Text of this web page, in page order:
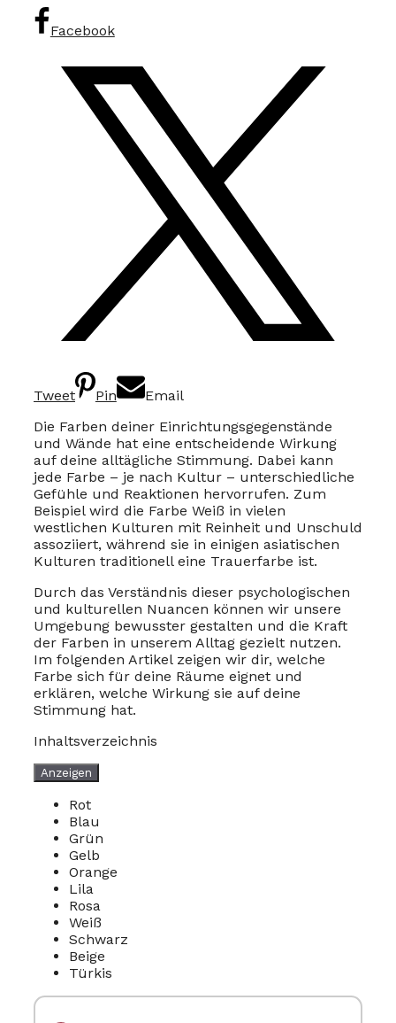
Facebook
Tweet Pin
Email
Die Farben deiner Einrichtungsgegenstände
und Wände hat eine entscheidende Wirkung
auf deine alltägliche Stimmung. Dabei kann
jede Farbe – je nach Kultur – unterschiedliche
Gefühle und Reaktionen hervorrufen. Zum
Beispiel wird die Farbe Weiß in vielen
westlichen Kulturen mit Reinheit und Unschuld
assoziiert, während sie in einigen asiatischen
Kulturen traditionell eine Trauerfarbe ist.
Durch das Verständnis dieser psychologischen
und kulturellen Nuancen können wir unsere
Umgebung bewusster gestalten und die Kraft
der Farben in unserem Alltag gezielt nutzen.
Im folgenden Artikel zeigen wir dir, welche
Farbe sich für deine Räume eignet und
erklären, welche Wirkung sie auf deine
Stimmung hat.
Inhaltsverzeichnis
Anzeigen
Rot
Blau
Grün
Gelb
Orange
Lila
Rosa
Weiß
Schwarz
Beige
Türkis